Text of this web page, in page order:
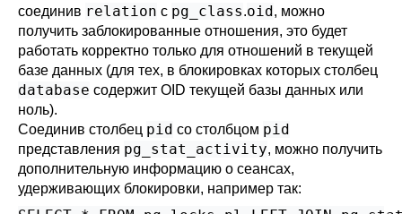
соединив relation с pg_class.oid, можно
получить заблокированные отношения, это будет
работать корректно только для отношений в текущей
базе данных (для тех, в блокировках которых столбец
database содержит OID текущей базы данных или
ноль).
Соединив столбец pid со столбцом pid
представления pg_stat_activity, можно получить
дополнительную информацию о сеансах,
удерживающих блокировки, например так: